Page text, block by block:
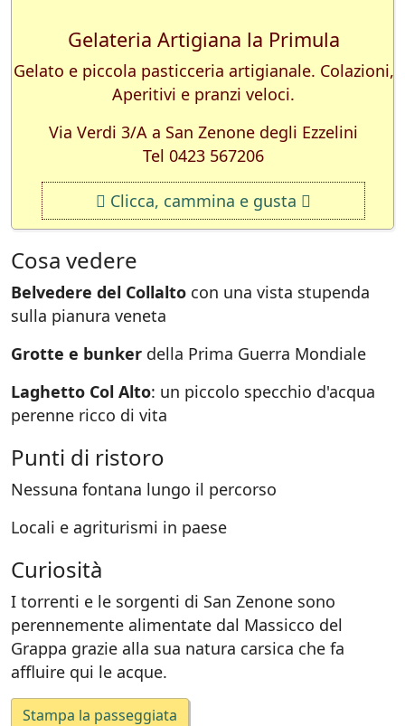
Gelateria Artigiana la Primula
Gelato e piccola pasticceria artigianale. Colazioni,
Aperitivi e pranzi veloci.
Via Verdi 3/A a San Zenone degli Ezzelini
Tel 0423 567206
Clicca, cammina e gusta
Cosa vedere
Belvedere del Collalto con una vista stupenda
sulla pianura veneta
Grotte e bunker della Prima Guerra Mondiale
Laghetto Col Alto: un piccolo specchio d'acqua
perenne ricco di vita
Punti di ristoro
Nessuna fontana lungo il percorso
Locali e agriturismi in paese
Curiosità
I torrenti e le sorgenti di San Zenone sono
perennemente alimentate dal Massicco del
Grappa grazie alla sua natura carsica che fa
affluire qui le acque.
Stampa la passeggiata